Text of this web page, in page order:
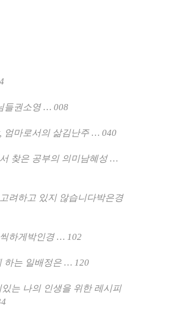
들권소영… 008
, 엄마로서의 삶김난주 … 040
찾은 공부의 의미남혜성…
려하고 있지 않습니다박은경
하게박인경… 102
하는 일배정은 … 120
있는 나의 인생을 위한 레시피